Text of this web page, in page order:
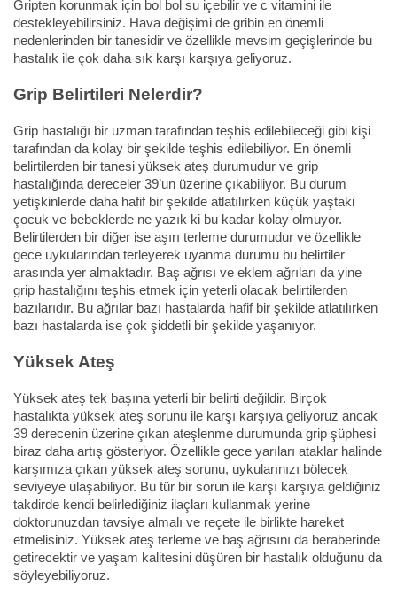
Gripten korunmak için bol bol su içebilir ve c vitamini ile
destekleyebilirsiniz. Hava değişimi de gribin en önemli
nedenlerinden bir tanesidir ve özellikle mevsim geçişlerinde bu
hastalık ile çok daha sık karşı karşıya geliyoruz.
Grip Belirtileri Nelerdir?
Grip hastalığı bir uzman tarafından teşhis edilebileceği gibi kişi
tarafından da kolay bir şekilde teşhis edilebiliyor. En önemli
belirtilerden bir tanesi yüksek ateş durumudur ve grip
hastalığında dereceler 39’un üzerine çıkabiliyor. Bu durum
yetişkinlerde daha hafif bir şekilde atlatılırken küçük yaştaki
çocuk ve bebeklerde ne yazık ki bu kadar kolay olmuyor.
Belirtilerden bir diğer ise aşırı terleme durumudur ve özellikle
gece uykularından terleyerek uyanma durumu bu belirtiler
arasında yer almaktadır. Baş ağrısı ve eklem ağrıları da yine
grip hastalığını teşhis etmek için yeterli olacak belirtilerden
bazılarıdır. Bu ağrılar bazı hastalarda hafif bir şekilde atlatılırken
bazı hastalarda ise çok şiddetli bir şekilde yaşanıyor.
Yüksek Ateş
Yüksek ateş tek başına yeterli bir belirti değildir. Birçok
hastalıkta yüksek ateş sorunu ile karşı karşıya geliyoruz ancak
39 derecenin üzerine çıkan ateşlenme durumunda grip şüphesi
biraz daha artış gösteriyor. Özellikle gece yarıları ataklar halinde
karşımıza çıkan yüksek ateş sorunu, uykularınızı bölecek
seviyeye ulaşabiliyor. Bu tür bir sorun ile karşı karşıya geldiğiniz
takdirde kendi belirlediğiniz ilaçları kullanmak yerine
doktorunuzdan tavsiye almalı ve reçete ile birlikte hareket
etmelisiniz. Yüksek ateş terleme ve baş ağrısını da beraberinde
getirecektir ve yaşam kalitesini düşüren bir hastalık olduğunu da
söyleyebiliyoruz.